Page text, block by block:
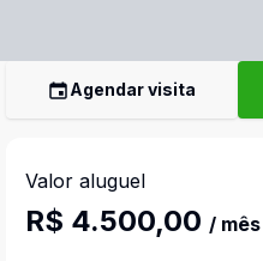
Agendar visita
Valor aluguel
R$ 4.500,00 / mês